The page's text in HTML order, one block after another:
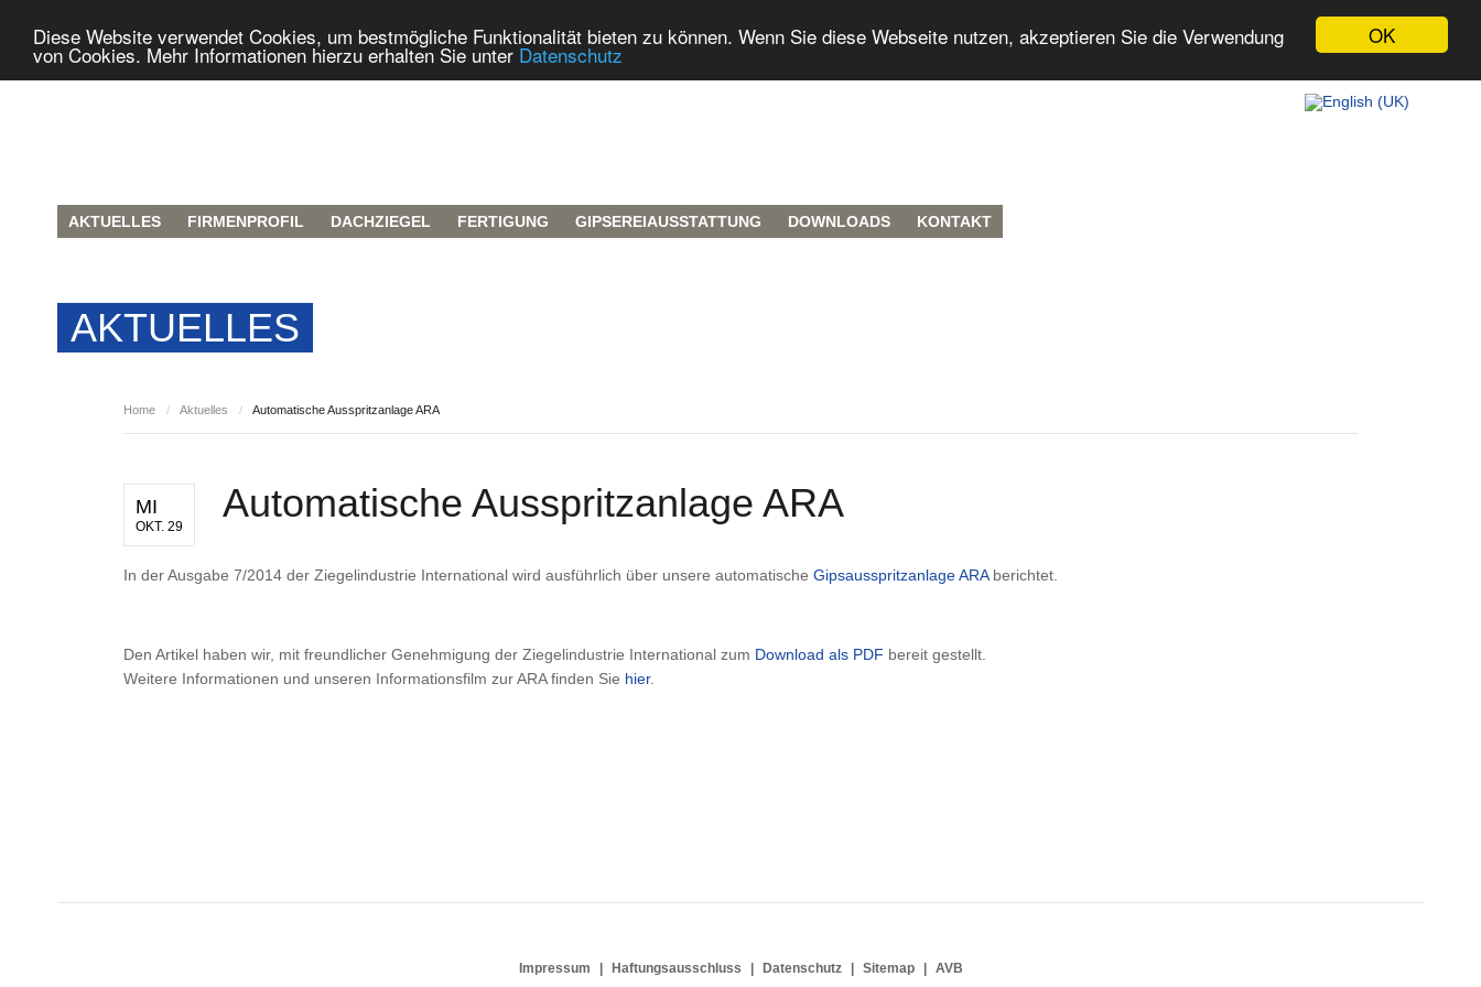
OK
Diese Website verwendet Cookies, um bestmögliche Funktionalität bieten zu können. Wenn Sie diese Webseite nutzen, akzeptieren Sie die Verwendung
von Cookies. Mehr Informationen hierzu erhalten Sie unter Datenschutz
AKTUELLES FIRMENPROFIL DACHZIEGEL FERTIGUNG GIPSEREIAUSSTATTUNG DOWNLOADS KONTAKT
AKTUELLES
Home / Aktuelles / Automatische Ausspritzanlage ARA
MI
OKT. 29
Automatische Ausspritzanlage ARA
In der Ausgabe 7/2014 der Ziegelindustrie International wird ausführlich über unsere automatische Gipsausspritzanlage ARAberichtet.
Den Artikel haben wir, mit freundlicher Genehmigung der Ziegelindustrie International zum Download als PDF bereit gestellt.
Weitere Informationen und unseren Informationsfilm zur ARA finden Sie hier.
Impressum Haftungsausschluss Datenschutz Sitemap AVB